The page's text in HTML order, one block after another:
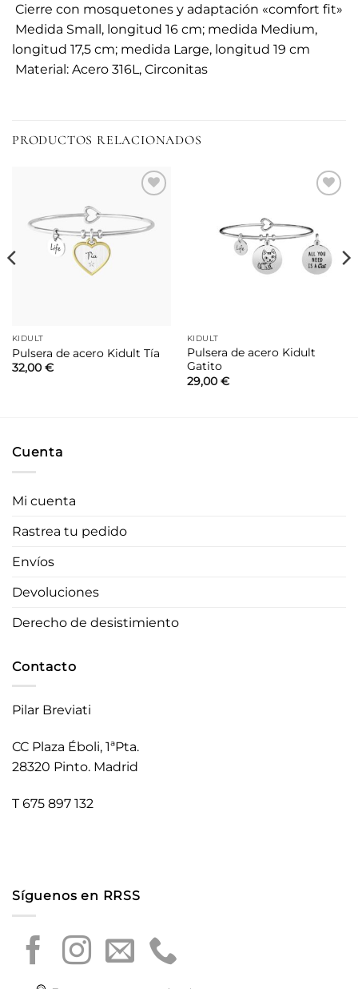
 Cierre con mosquetones y adaptación «comfort fit»
 Medida Small, longitud 16 cm; medida Medium,
longitud 17,5 cm; medida Large, longitud 19 cm
 Material: Acero 316L, Circonitas
PRODUCTOS RELACIONADOS
a la
lista de
KIDULT
Pulsera de acero Kidult Tía
32,00 €
lista de
deseos
KIDULT
Pulsera de acero Kidult
Gatito
29,00 €
Cuenta
Mi cuenta
Rastrea tu pedido
Envíos
Devoluciones
Derecho de desistimiento
Contacto
Pilar Breviati
CC Plaza Éboli, 1ªPta.
28320 Pinto. Madrid
T 675 897 132
Síguenos en RRSS